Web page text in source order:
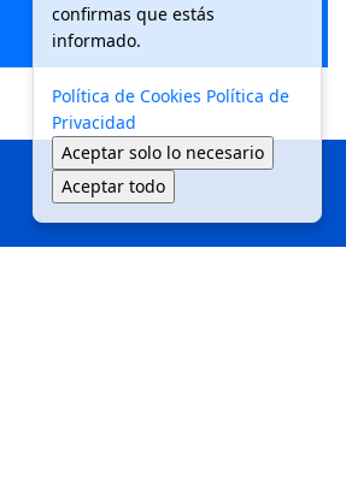
confirmas que estás
informado.
Política de Cookies Política de
Privacidad
Aceptar solo lo necesario
Aceptar todo